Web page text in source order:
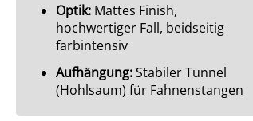
Optik:Mattes Finish,
hochwertiger Fall, beidseitig
farbintensiv
Aufhängung:Stabiler Tunnel
(Hohlsaum) für Fahnenstangen